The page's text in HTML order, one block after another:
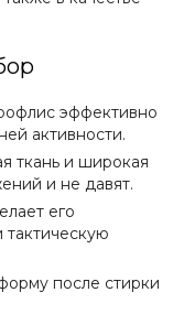
эффективно
активности.
ткань и широкая
и не давят.
его
после стирки